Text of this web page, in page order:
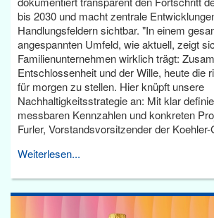
bis 2030 und macht zentrale
Handlungsfeldern sichtbar. "In einem
angespannten Umfeld, wie aktuell, zeigt
Familienunternehmen wirklich trägt:
Entschlossenheit und der Wille, heute die
für morgen zu stellen. Hier knüpft unsere
Nachhaltigkeitsstrategie an: Mit klar
messbaren Kennzahlen und konkreten
Furler, Vorstandsvorsitzender der Koehler-
Weiterlesen...